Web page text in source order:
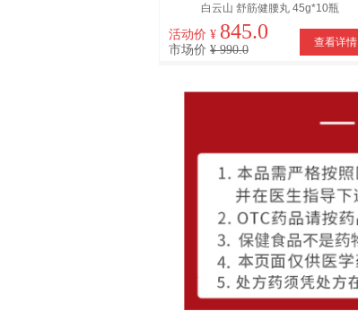
白云山 舒筋健腰丸 45g*10瓶
活动价 ¥ 845.0
市场价 ¥ 990.0
查看详情